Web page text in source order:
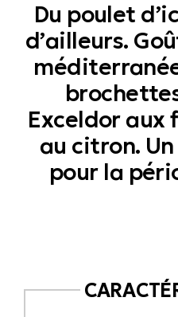
Du poulet
d’ailleurs.
Exceldor aux
au citron.
pour la